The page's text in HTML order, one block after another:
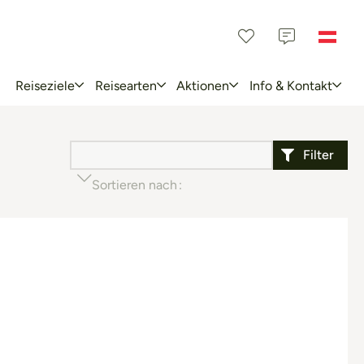
Reiseziele Reisearten Aktionen Info & Kontakt
Filter
Sortieren nach